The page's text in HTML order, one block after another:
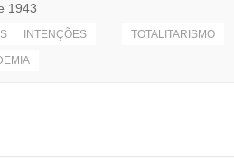
1943
INTENÇÕES TOTALITARISMO